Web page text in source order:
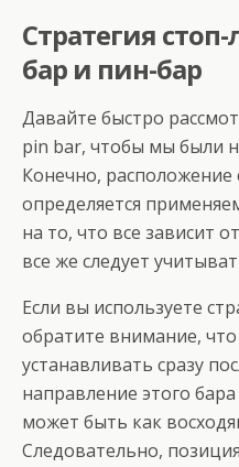
Стратегия
бар и пин-бар
Давайте быстро
pin bar, чтобы мы были
Конечно, расположение
определяется
на то, что все зависит
все же следует
Если вы используете
обратите внимание,
устанавливать сразу
направление этого
может быть как
Следовательно,